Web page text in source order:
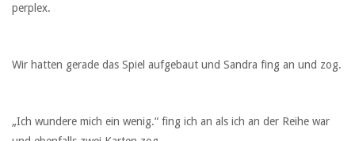
perplex.
Wir hatten gerade das Spiel aufgebaut und Sandra fing an und zog.
„Ich wundere mich ein wenig.“ fing ich an als ich an der Reihe war